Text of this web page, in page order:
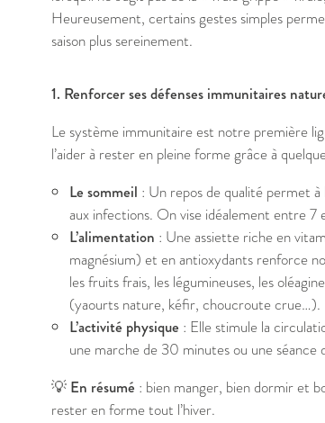
Heureusement, certains gestes simples
saison plus sereinement.
1. Renforcer ses défenses immunitaires
Le système immunitaire est notre première
l’aider à rester en pleine forme grâce à
Le sommeil : Un repos de qualité permet
aux infections. On vise idéalement entre 7
L’alimentation : Une assiette riche en
magnésium) et en antioxydants renforce
les fruits frais, les légumineuses, les
(yaourts nature, kéfir, choucroute crue…).
L’activité physique : Elle stimule la
une marche de 30 minutes ou une
💡 En résumé : bien manger, bien dormir et
rester en forme tout l’hiver.